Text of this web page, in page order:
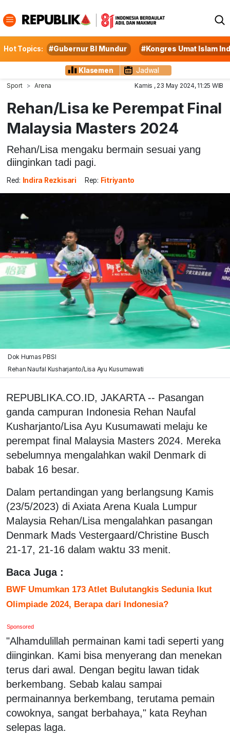
Hot Topics: #Gubernur BI Mundur #Kongres Umat Islam
Klasemen Jadwal
Sport Arena Kamis , 23 May 2024, 11:25 WIB
Rehan/Lisa ke Perempat Final
Malaysia Masters 2024
Rehan/Lisa mengaku bermain sesuai yang
diinginkan tadi pagi.
Red: Indira Rezkisari Rep: Fitriyanto
Dok Humas PBSI
Rehan Naufal Kusharjanto/Lisa Ayu Kusumawati
REPUBLIKA.CO.ID, JAKARTA -- Pasangan
ganda campuran Indonesia Rehan Naufal
Kusharjanto/Lisa Ayu Kusumawati melaju ke
perempat final Malaysia Masters 2024. Mereka
sebelumnya mengalahkan wakil Denmark di
babak 16 besar.
Dalam pertandingan yang berlangsung Kamis
(23/5/2023) di Axiata Arena Kuala Lumpur
Malaysia Rehan/Lisa mengalahkan pasangan
Denmark Mads Vestergaard/Christine Busch
21-17, 21-16 dalam waktu 33 menit.
Baca Juga :
BWF Umumkan 173 Atlet Bulutangkis Sedunia Ikut
Olimpiade 2024, Berapa dari Indonesia?
Sponsored
"Alhamdulillah permainan kami tadi seperti yang
diinginkan. Kami bisa menyerang dan menekan
terus dari awal. Dengan begitu lawan tidak
berkembang. Sebab kalau sampai
permainannya berkembang, terutama pemain
cowoknya, sangat berbahaya," kata Reyhan
selepas laga.